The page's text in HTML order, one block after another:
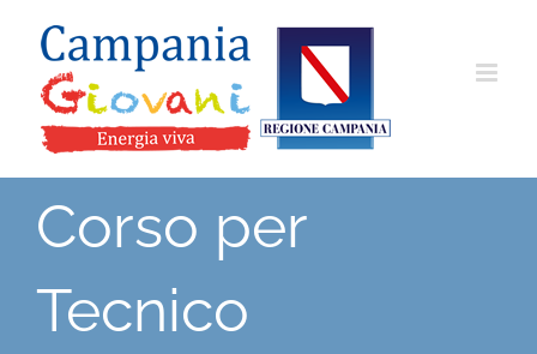
contenuto
Corso per
Tecnico